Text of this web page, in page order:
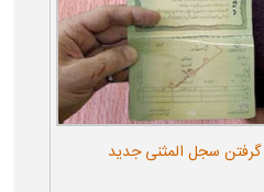
سجل المثنی جدید